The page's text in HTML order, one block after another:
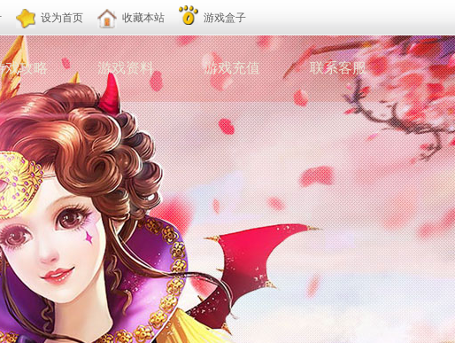
设为首页 收藏本站 游戏盒子
戏攻略 游戏资料 游戏充值 联系客服